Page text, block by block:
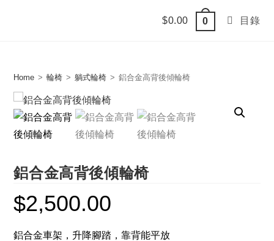
$0.00 0 目錄
Home > 輪椅 > 躺式輪椅 > 鋁合金高背後傾輪椅
鋁合金高背後傾輪椅
$2,500.00
鋁合金車架，升降腳踏，靠背能平放